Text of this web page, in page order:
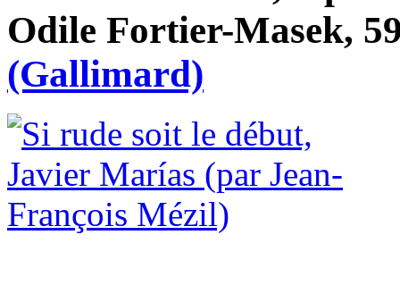
Odile Fortier-Masek,
(Gallimard)